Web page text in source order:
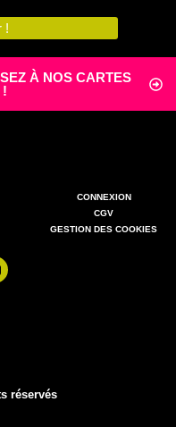
!
À NOS CARTES
!
CONNEXION
CGV
GESTION DES COOKIES
réservés